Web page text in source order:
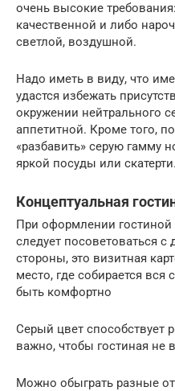
очень высокие
качественной и либо
светлой, воздушной.
Надо иметь в виду, что
удастся избежать
окружении нейтрального
аппетитной. Кроме того,
«разбавить» серую
яркой посуды или скатерти.
Концептуальная
При оформлении
следует посоветоваться
стороны, это визитная
место, где собирается
быть комфортно
Серый цвет способствует
важно, чтобы гостиная не
Можно обыграть разные